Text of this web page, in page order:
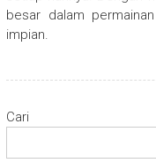
besar dalam
impian.
Cari